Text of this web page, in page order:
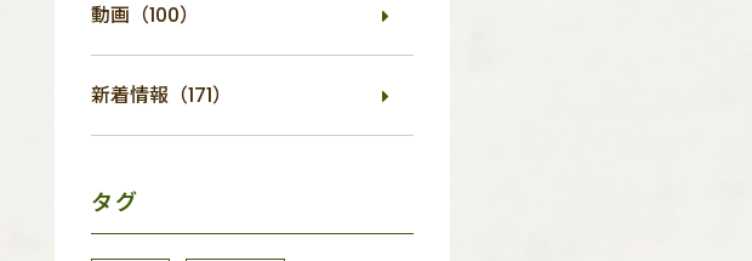
動画（100）
新着情報（171）
タグ